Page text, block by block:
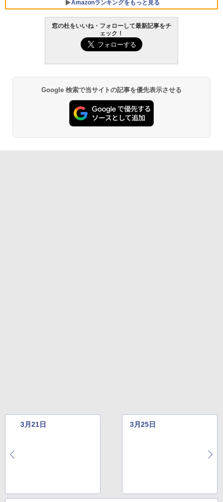
Amazonランキングをもっと見る
窓の杜をいいね・フォローして最新記事をチ
ェック！
Google 検索で当サイトの記事を優先表示させる
3月21日 3月25日